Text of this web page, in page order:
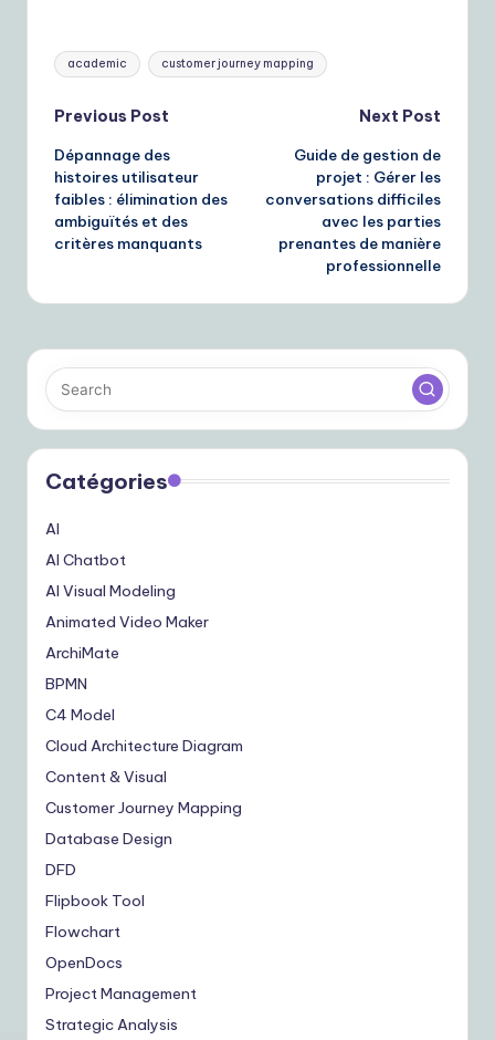
Tags:
academic customer journey mapping
Post
navigation
Previous Post
Dépannage des
histoires utilisateur
faibles : élimination des
ambiguïtés et des
critères manquants
Next Post
Guide de gestion de
projet : Gérer les
conversations difficiles
avec les parties
prenantes de manière
professionnelle
Catégories
AI
AI Chatbot
AI Visual Modeling
Animated Video Maker
ArchiMate
BPMN
C4 Model
Cloud Architecture Diagram
Content & Visual
Customer Journey Mapping
Database Design
DFD
Flipbook Tool
Flowchart
OpenDocs
Project Management
Strategic Analysis